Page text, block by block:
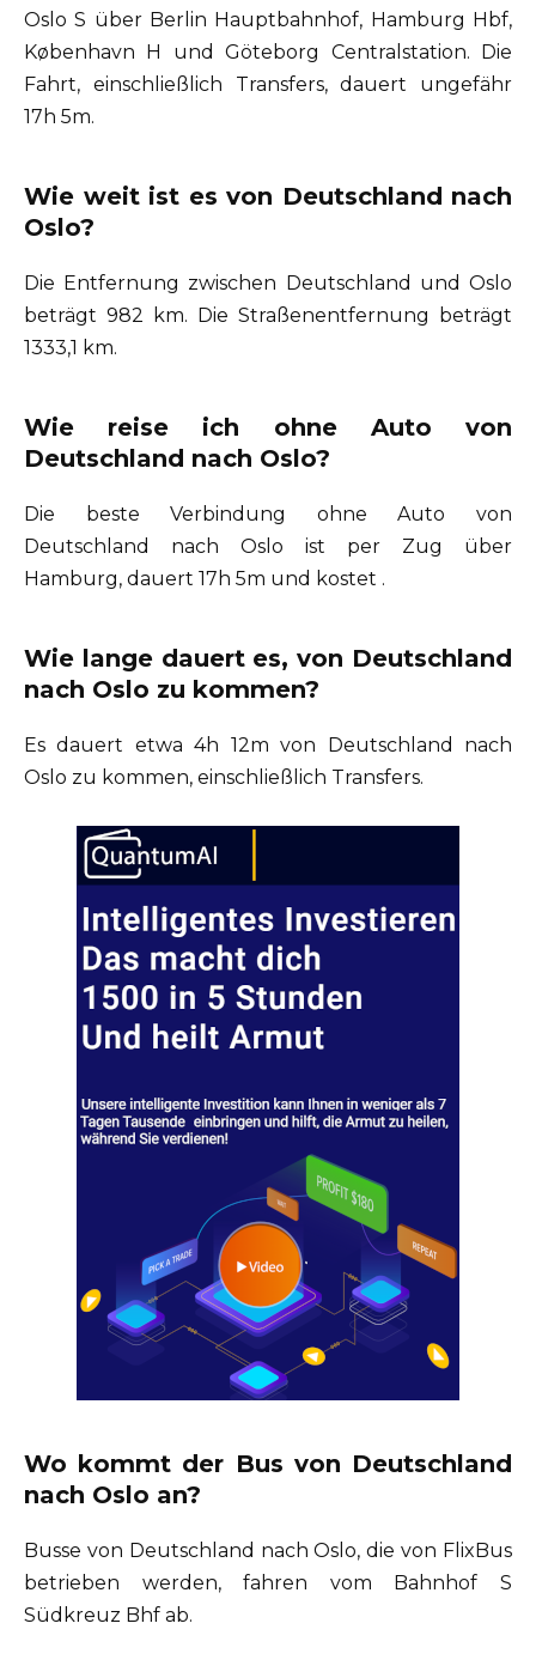
Oslo S über Berlin Hauptbahnhof, Hamburg Hbf,
København H und Göteborg Centralstation. Die
Fahrt, einschließlich Transfers, dauert ungefähr
17h 5m.
Wie weit ist es von Deutschland nach
Oslo?
Die Entfernung zwischen Deutschland und Oslo
beträgt 982 km. Die Straßenentfernung beträgt
1333,1 km.
Wie reise ich ohne Auto von
Deutschland nach Oslo?
Die beste Verbindung ohne Auto von
Deutschland nach Oslo ist per Zug über
Hamburg, dauert 17h 5m und kostet .
Wie lange dauert es, von Deutschland
nach Oslo zu kommen?
Es dauert etwa 4h 12m von Deutschland nach
Oslo zu kommen, einschließlich Transfers.
Wo kommt der Bus von Deutschland
nach Oslo an?
Busse von Deutschland nach Oslo, die von FlixBus
betrieben werden, fahren vom Bahnhof S
Südkreuz Bhf ab.